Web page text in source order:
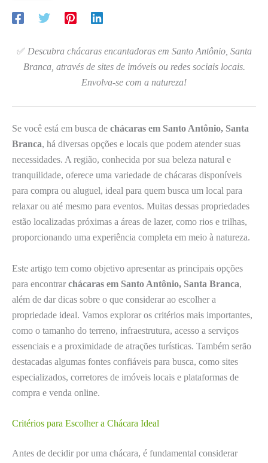
✅ Descubra chácaras encantadoras em Santo Antônio, Santa
Branca, através de sites de imóveis ou redes sociais locais.
Envolva-se com a natureza!
Se você está em busca de chácaras em Santo Antônio, Santa
Branca, há diversas opções e locais que podem atender suas
necessidades. A região, conhecida por sua beleza natural e
tranquilidade, oferece uma variedade de chácaras disponíveis
para compra ou aluguel, ideal para quem busca um local para
relaxar ou até mesmo para eventos. Muitas dessas propriedades
estão localizadas próximas a áreas de lazer, como rios e trilhas,
proporcionando uma experiência completa em meio à natureza.
Este artigo tem como objetivo apresentar as principais opções
para encontrar chácaras em Santo Antônio, Santa Branca,
além de dar dicas sobre o que considerar ao escolher a
propriedade ideal. Vamos explorar os critérios mais importantes,
como o tamanho do terreno, infraestrutura, acesso a serviços
essenciais e a proximidade de atrações turísticas. Também serão
destacadas algumas fontes confiáveis para busca, como sites
especializados, corretores de imóveis locais e plataformas de
compra e venda online.
Critérios para Escolher a Chácara Ideal
Antes de decidir por uma chácara, é fundamental considerar